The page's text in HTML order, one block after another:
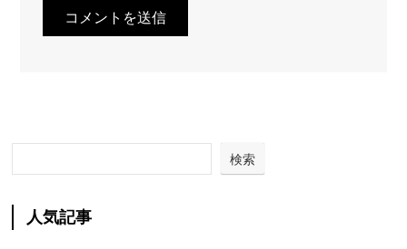
検索
人気記事